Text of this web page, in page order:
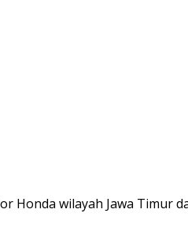
Honda wilayah Jawa Timur